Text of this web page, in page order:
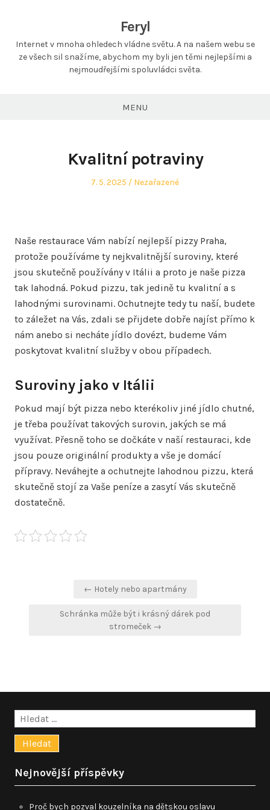
Feryl
Internet v mnoha ohledech vládne světu. A na našem webu se
ze všech sil snažíme, abychom my byli jen těmi nejlepšími a
nejmoudřejšími spoluvládci světa.
MENU
Kvalitní potraviny
Posted
7. 5. 2025
Posted
Nezařazené
Naše restaurace Vám nabízí nejlepší pizzy Praha,
protože používáme ty nejkvalitnější suroviny, které
jsou skutečně používány v Itálii a proto je naše pizza
tak lahodná. Pokud pizzu, tak jedině tu kvalitní a s
lahodnými surovinami. Ochutnejte tedy tu naší, budete
to záležet na Vás, zdali se přijdete dobře najíst přímo k
nám anebo si necháte jídlo dovézt, budeme Vám
poskytovat kvalitní služby v obou případech.
Suroviny jako v Itálii
Pokud mají být pizza nebo kterékoliv jiné jídlo chutné,
je třeba používat takových surovin, jakých se má
využívat. Přesně toho se dočkáte v naší restauraci, kde
jsou pouze originální produkty a vše je domácí
přípravy. Neváhejte a ochutnejte lahodnou pizzu, která
skutečně stojí za Vaše peníze a zasytí Vás skutečně
dostatečně.
příspěvek
← Hotely nebo apartmány
Schránka může být i krásný dárek pod
stromeček →
Vyhledávání
Nejnovější příspěvky
Proč bych pozval kouzelníka na dětskou oslavu